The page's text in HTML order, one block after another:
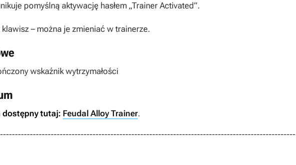
pomyślną aktywację hasłem „Trainer Activated”.
– można je zmieniać w trainerze.
wskaźnik wytrzymałości
dostępny tutaj: Feudal Alloy Trainer.